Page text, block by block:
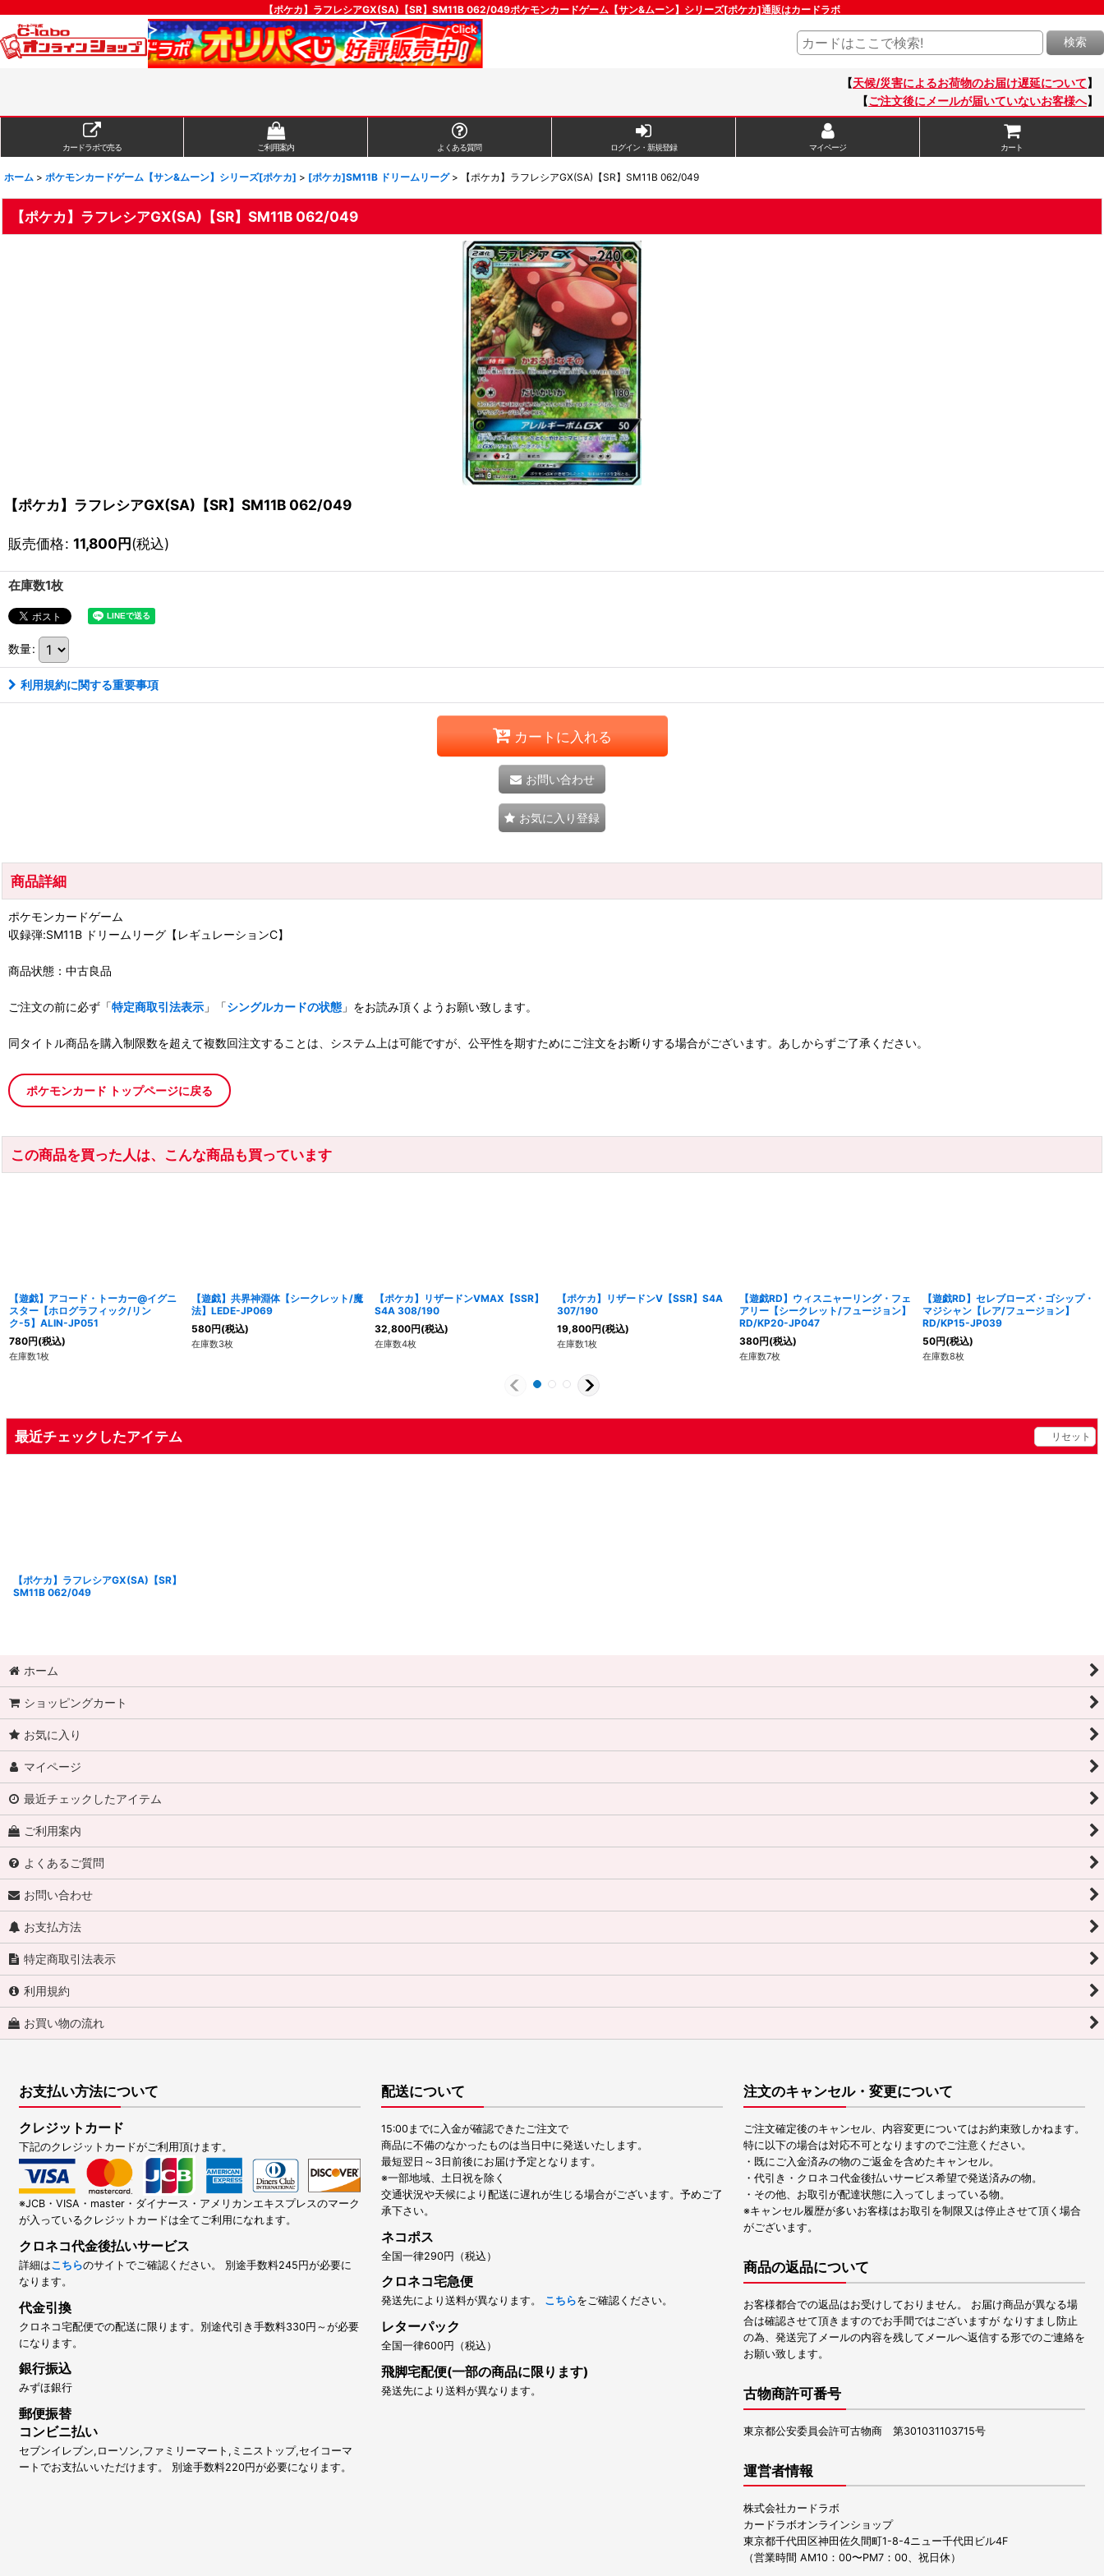
【ポケカ】ラフレシアGX(SA)【SR】SM11B 062/049ポケモンカードゲーム【サン&ムーン】シリーズ[ポケカ]通販はカードラボ
検索
【天候/災害によるお荷物のお届け遅延について】
【ご注文後にメールが届いていないお客様へ】
カードラボで売る ご利用案内 よくある質問 ログイン・新規登録 マイページ カート
ホーム > ポケモンカードゲーム【サン&ムーン】シリーズ[ポケカ] > [ポケカ]SM11B ドリームリーグ > 【ポケカ】ラフレシアGX(SA)【SR】SM11B 062/049
【ポケカ】ラフレシアGX(SA)【SR】SM11B 062/049
【ポケカ】ラフレシアGX(SA)【SR】SM11B 062/049
販売価格: 11,800円(税込)
在庫数1枚
数量:
利用規約に関する重要事項
カートに入れる
お問い合わせ
お気に入り登録
商品詳細
ポケモンカードゲーム
収録弾:SM11B ドリームリーグ【レギュレーションC】
商品状態：中古良品
ご注文の前に必ず「特定商取引法表示 」「シングルカードの状態 」をお読み頂くようお願い致します。
同タイトル商品を購入制限数を超えて複数回注文することは、システム上は可能ですが、公平性を期すためにご注文をお断りする場合がございます。あしからずご了承ください。
ポケモンカード トップページに戻る
この商品を買った人は、こんな商品も買っています
【遊戯】アコード・トーカー@イグニ
スター【ホログラフィック/リン
ク-5】ALIN-JP051
780円(税込)
在庫数1枚
【遊戯】共界神淵体【シークレット/魔
法】LEDE-JP069
580円(税込)
在庫数3枚
【ポケカ】リザードンVMAX【SSR】
S4A 308/190
32,800円(税込)
在庫数4枚
【ポケカ】リザードンV【SSR】S4A
307/190
19,800円(税込)
在庫数1枚
【遊戯RD】ウィスニャーリング・フェ
アリー【シークレット/フュージョン】
RD/KP20-JP047
380円(税込)
在庫数7枚
【遊戯RD】セレブローズ・ゴシップ・
マジシャン【レア/フュージョン】
RD/KP15-JP039
50円(税込)
在庫数8枚
最近チェックしたアイテム リセット
【ポケカ】ラフレシアGX(SA)【SR】
SM11B 062/049
ホーム
ショッピングカート
お気に入り
マイページ
最近チェックしたアイテム
ご利用案内
よくあるご質問
お問い合わせ
お支払方法
特定商取引法表示
利用規約
お買い物の流れ
お支払い方法について
クレジットカード
下記のクレジットカードがご利用頂けます。
※JCB・VISA・master・ダイナース・アメリカンエキスプレスのマーク
が入っているクレジットカードは全てご利用になれます。
クロネコ代金後払いサービス
詳細はこちらのサイトでご確認ください。 別途手数料245円が必要に
なります。
代金引換
クロネコ宅配便での配送に限ります。別途代引き手数料330円～が必要
になります。
銀行振込
みずほ銀行
郵便振替
コンビニ払い
セブンイレブン,ローソン,ファミリーマート,ミニストップ,セイコーマ
ートでお支払いいただけます。 別途手数料220円が必要になります。
配送について
15:00までに入金が確認できたご注文で
商品に不備のなかったものは当日中に発送いたします。
最短翌日～3日前後にお届け予定となります。
※一部地域、土日祝を除く
交通状況や天候により配送に遅れが生じる場合がございます。予めご了
承下さい。
ネコポス
全国一律290円（税込）
クロネコ宅急便
発送先により送料が異なります。 こちらをご確認ください。
レターパック
全国一律600円（税込）
飛脚宅配便(一部の商品に限ります)
発送先により送料が異なります。
注文のキャンセル・変更について
ご注文確定後のキャンセル、内容変更についてはお約束致しかねます。
特に以下の場合は対応不可となりますのでご注意ください。
・既にご入金済みの物のご返金を含めたキャンセル。
・代引き・クロネコ代金後払いサービス希望で発送済みの物。
・その他、お取引が配達状態に入ってしまっている物。
※キャンセル履歴が多いお客様はお取引を制限又は停止させて頂く場合
がございます。
商品の返品について
お客様都合での返品はお受けしておりません。 お届け商品が異なる場
合は確認させて頂きますのでお手間ではございますが なりすまし防止
の為、発送完了メールの内容を残してメールへ返信する形でのご連絡を
お願い致します。
古物商許可番号
東京都公安委員会許可古物商 第301031103715号
運営者情報
株式会社カードラボ
カードラボオンラインショップ
東京都千代田区神田佐久間町1-8-4ニュー千代田ビル4F
（営業時間 AM10：00〜PM7：00、祝日休）